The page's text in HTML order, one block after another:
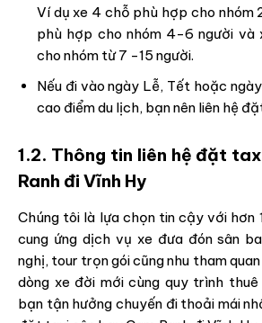
Ví dụ xe 4 chỗ phù hợp cho nhóm
phù hợp cho nhóm 4-6 người và
cho nhóm từ 7 -15 người.
Nếu đi vào ngày Lễ, Tết hoặc
cao điểm du lịch, bạn nên liên hệ
1.2. Thông tin liên hệ đặt
Ranh đi Vĩnh Hy
Chúng tôi là lựa chọn tin cậy với hơn
cung ứng dịch vụ xe đưa đón sân
nghị, tour trọn gói cũng nhu tham
dòng xe đời mới cùng quy trình thuê
bạn tận hưởng chuyến đi thoải mái